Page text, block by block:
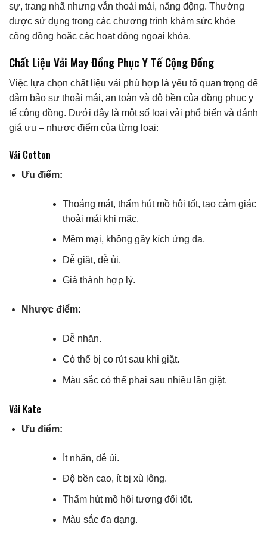
sự, trang nhã nhưng vẫn thoải mái, năng động. Thường
được sử dụng trong các chương trình khám sức khỏe
cộng đồng hoặc các hoạt động ngoại khóa.
Chất Liệu Vải May Đồng Phục Y Tế Cộng Đồng
Việc lựa chọn chất liệu vải phù hợp là yếu tố quan trọng để
đảm bảo sự thoải mái, an toàn và độ bền của đồng phục y
tế cộng đồng. Dưới đây là một số loại vải phổ biến và đánh
giá ưu – nhược điểm của từng loại:
Vải Cotton
Ưu điểm:
Thoáng mát, thấm hút mồ hôi tốt, tạo cảm giác
thoải mái khi mặc.
Mềm mại, không gây kích ứng da.
Dễ giặt, dễ ủi.
Giá thành hợp lý.
Nhược điểm:
Dễ nhăn.
Có thể bị co rút sau khi giặt.
Màu sắc có thể phai sau nhiều lần giặt.
Vải Kate
Ưu điểm:
Ít nhăn, dễ ủi.
Độ bền cao, ít bị xù lông.
Thấm hút mồ hôi tương đối tốt.
Màu sắc đa dạng.